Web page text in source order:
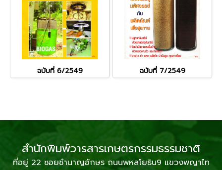
ฉบับที่ 6/2549 ฉบับที่ 7/2549
สำนักพิมพ์วารสารเกษตรกรรมธรรมชาติ
ที่อยู่ 22 ซอยชำนาญอักษร ถนนพหลโยธิน9 แขวงพญาไท